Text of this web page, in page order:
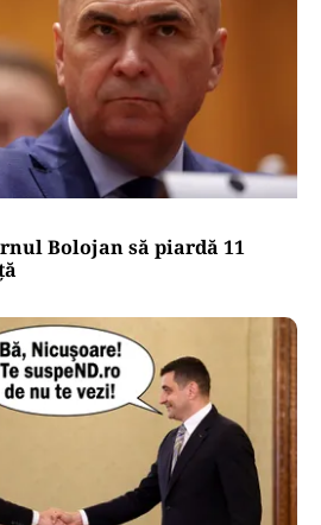
Bolojan să piardă 11